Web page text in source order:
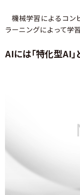
機械学習によるコン
ラーニングによって学
AIには「特化型AI」